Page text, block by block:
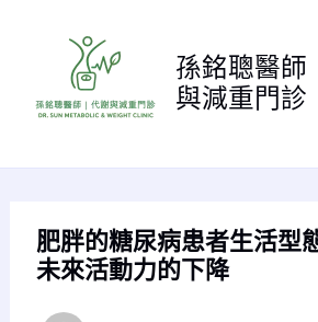
孫銘聰醫師
與減重門診
肥胖的糖尿病患者生活型
未來活動力的下降